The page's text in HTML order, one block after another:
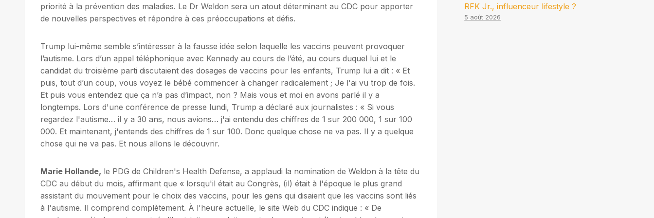
priorité à la prévention des maladies. Le Dr Weldon sera un atout déterminant au CDC pour apporter
de nouvelles perspectives et répondre à ces préoccupations et défis.
Trump lui-même semble s’intéresser à la fausse idée selon laquelle les vaccins peuvent provoquer
l’autisme. Lors d’un appel téléphonique avec Kennedy au cours de l’été, au cours duquel lui et le
candidat du troisième parti discutaient des dosages de vaccins pour les enfants, Trump lui a dit : « Et
puis, tout d’un coup, vous voyez le bébé commencer à changer radicalement ; Je l'ai vu trop de fois.
Et puis vous entendez que ça n’a pas d’impact, non ? Mais vous et moi en avons parlé il y a
longtemps. Lors d'une conférence de presse lundi, Trump a déclaré aux journalistes : « Si vous
regardez l'autisme… il y a 30 ans, nous avions… j'ai entendu des chiffres de 1 sur 200 000, 1 sur 100
000. Et maintenant, j'entends des chiffres de 1 sur 100. Donc quelque chose ne va pas. Il y a quelque
chose qui ne va pas. Et nous allons le découvrir.
Marie Hollande, le PDG de Children's Health Defense, a applaudi la nomination de Weldon à la tête du
CDC au début du mois, affirmant que « lorsqu'il était au Congrès, (il) était à l'époque le plus grand
assistant du mouvement pour le choix des vaccins, pour les gens qui disaient que les vaccins sont liés
à l'autisme. Il comprend complètement. À l'heure actuelle, le site Web du CDC indique : « De
RFK Jr., influenceur lifestyle ?
5 août 2026